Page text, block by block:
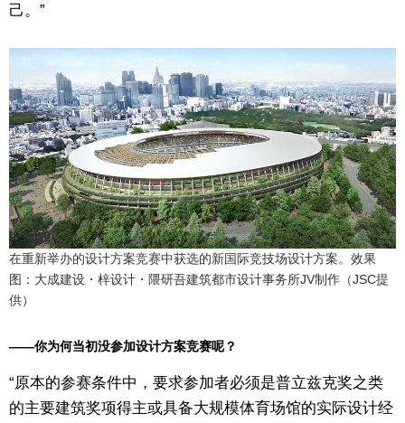
己。”
在重新举办的设计方案竞赛中获选的新国际竞技场设计方案。效果
图：大成建设・梓设计・隈研吾建筑都市设计事务所JV制作（JSC提
供）
——你为何当初没参加设计方案竞赛呢？
“原本的参赛条件中，要求参加者必须是普立兹克奖之类
的主要建筑奖项得主或具备大规模体育场馆的实际设计经